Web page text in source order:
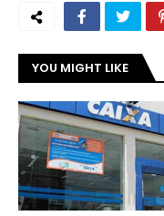
YOU MIGHT LIKE